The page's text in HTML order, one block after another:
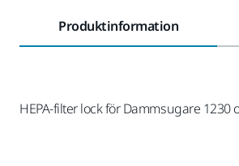
Produktinformation
HEPA-filter lock för Dammsugare